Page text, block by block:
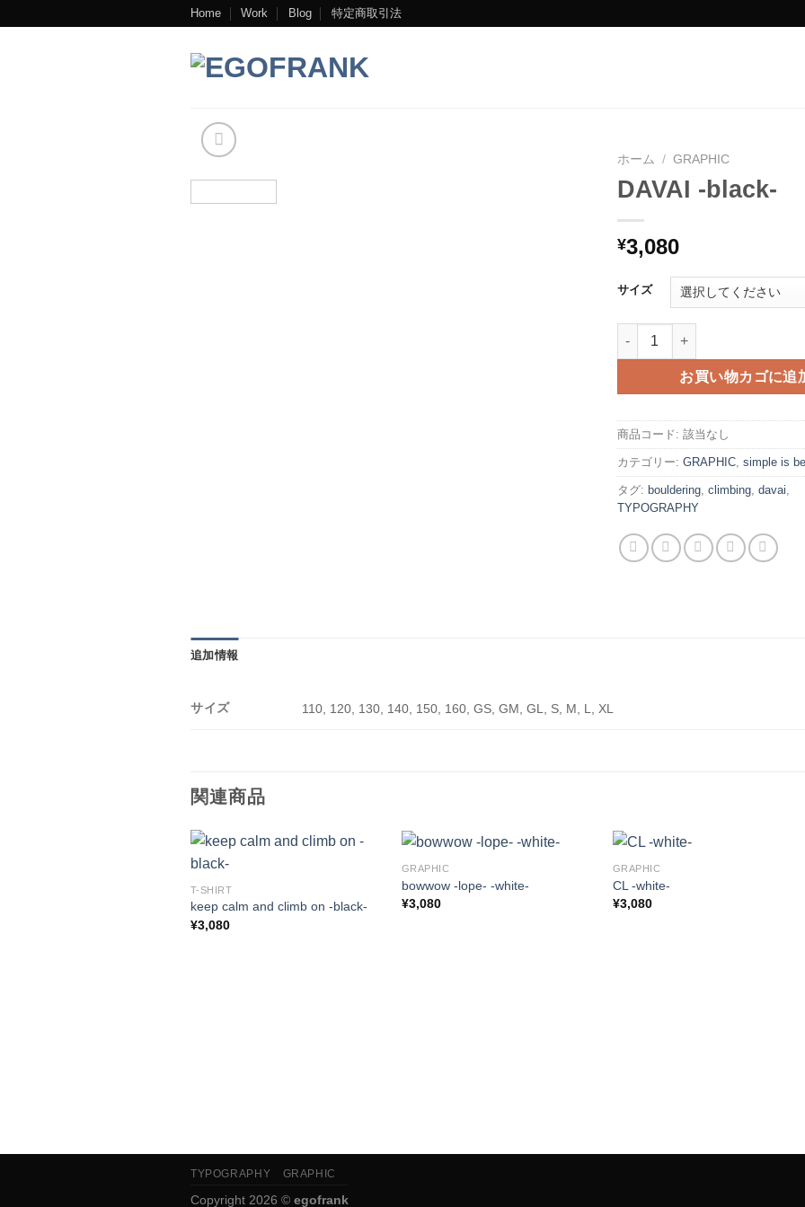
Home Work Blog 特定商取引法
ホーム / GRAPHIC
DAVAI -black-
¥3,080
サイズ
DAVAI -black-個
お買い物カゴに追
商品コード: 該当なし
カテゴリー: GRAPHIC simple is
タグ: bouldering climbing davai
TYPOGRAPHY
追加情報
サイズ 110, 120, 130, 140, 150, 160, GS, GM, GL, S, M, L, XL
関連商品
T-SHIRT
keep calm and climb on -black-
¥3,080
GRAPHIC
bowwow -lope- -white-
¥3,080
GRAPHIC
CL -white-
¥3,080
TYPOGRAPHY GRAPHIC
Copyright 2026 © egofrank